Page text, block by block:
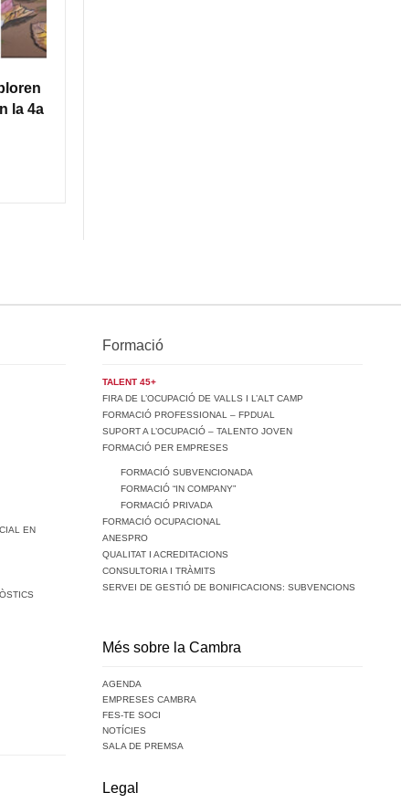
la 4a
EN
Formació
TALENT 45+
FIRA DE L’OCUPACIÓ DE VALLS I L’ALT CAMP
FORMACIÓ PROFESSIONAL – FPDUAL
SUPORT A L’OCUPACIÓ – TALENTO JOVEN
FORMACIÓ PER EMPRESES
FORMACIÓ SUBVENCIONADA
FORMACIÓ “IN COMPANY”
FORMACIÓ PRIVADA
FORMACIÓ OCUPACIONAL
ANESPRO
QUALITAT I ACREDITACIONS
CONSULTORIA I TRÀMITS
SERVEI DE GESTIÓ DE BONIFICACIONS: SUBVENCIONS
Més sobre la Cambra
AGENDA
EMPRESES CAMBRA
FES-TE SOCI
NOTÍCIES
SALA DE PREMSA
Legal